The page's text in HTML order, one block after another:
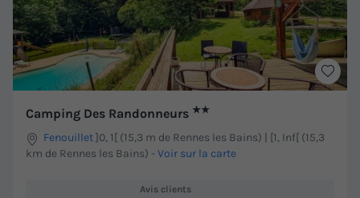
Camping Des Randonneurs ★★
Fenouillet]0, 1[ (15,3 m de Rennes les Bains) | [1, Inf[ (15,3
km de Rennes les Bains) - Voir sur la carte
Avis clients